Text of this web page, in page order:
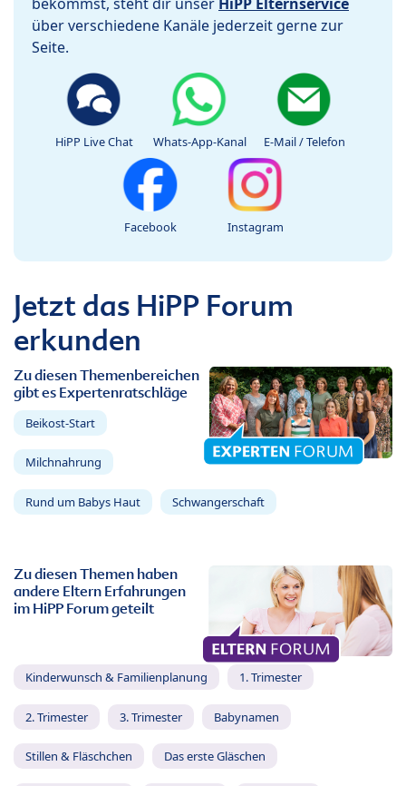
über verschiedene Kanäle jederzeit gerne zur
Seite.
HiPP Live Chat Whats-App-Kanal E-Mail / Telefon
Facebook Instagram
Jetzt das HiPP Forum
erkunden
Zu diesen Themenbereichen
gibt es Expertenratschläge
Beikost-Start
Milchnahrung
Rund um Babys Haut Schwangerschaft
Zu diesen Themen haben
andere Eltern Erfahrungen
im HiPP Forum geteilt
Kinderwunsch & Familienplanung 1. Trimester
2. Trimester 3. Trimester Babynamen
Stillen & Fläschchen Das erste Gläschen